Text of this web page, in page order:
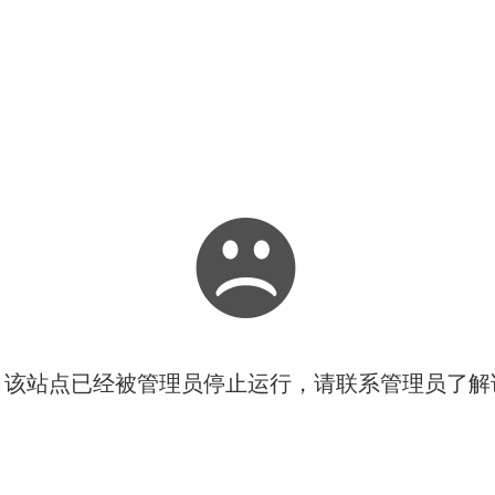
站点已经被管理员停止运行，请联系管理员了